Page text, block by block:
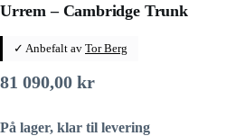
Urrem – Cambridge Trunk
✓ Anbefalt av Tor Berg
81 090,00 kr
På lager, klar til levering